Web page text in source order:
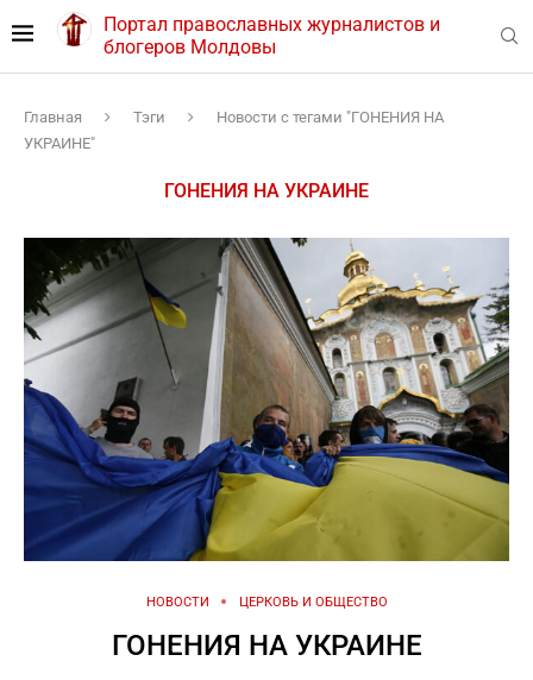
Портал православных журналистов и
блогеров Молдовы
Главная Тэги
Новости с тегами "ГОНЕНИЯ НА
УКРАИНЕ"
ГОНЕНИЯ НА УКРАИНЕ
НОВОСТИ ЦЕРКОВЬ И ОБЩЕСТВО
ГОНЕНИЯ НА УКРАИНЕ